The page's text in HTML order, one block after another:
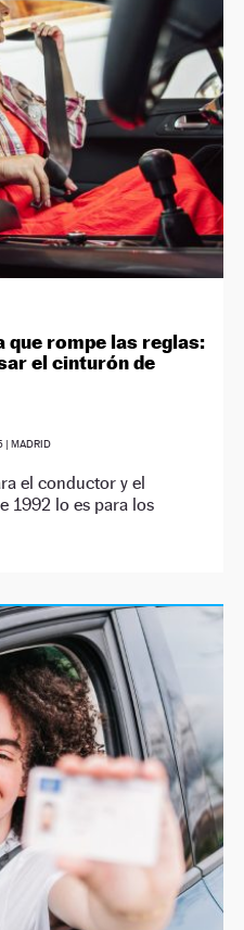
que rompe las reglas:
el cinturón de
| MADRID
el conductor y el
1992 lo es para los